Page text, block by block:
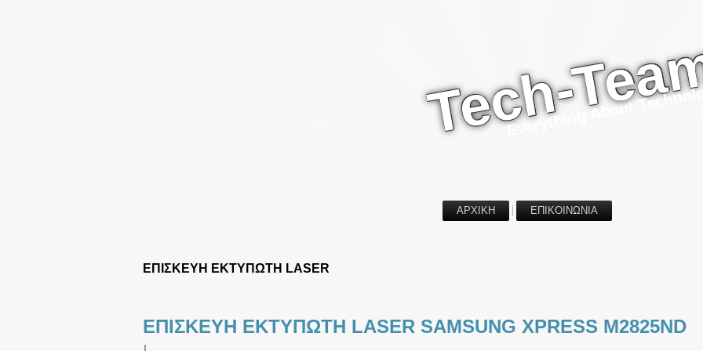
Tech-Everything About Technology
ΑΡΧΙΚΗ ΕΠΙΚΟΙΝΩΝΙΑ
ΕΠΙΣΚΕΥΗ ΕΚΤΥΠΩΤΗ LASER
ΕΠΙΣΚΕΥΗ ΕΚΤΥΠΩΤΗ LASER SAMSUNG XPRESS M2825ND